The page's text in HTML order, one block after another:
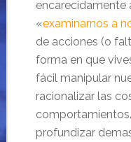
encarecidamente
«examinarnos a
de acciones (o
forma en que
fácil manipular
racionalizar las
profundizar